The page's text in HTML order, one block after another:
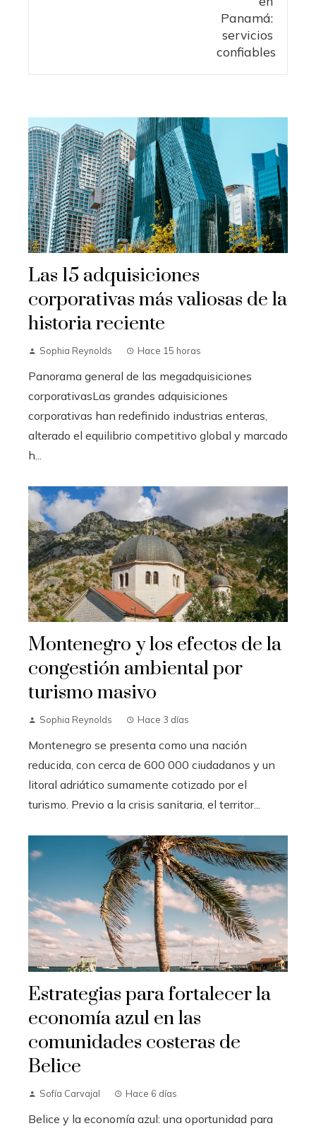
Las 15 adquisiciones
corporativas más valiosas de la
historia reciente
Sophia Reynolds Hace 15 horas
Panorama general de las megadquisiciones
corporativasLas grandes adquisiciones
corporativas han redefinido industrias enteras,
alterado el equilibrio competitivo global y marcado
h...
Montenegro y los efectos de la
congestión ambiental por
turismo masivo
Sophia Reynolds Hace 3 días
Montenegro se presenta como una nación
reducida, con cerca de 600 000 ciudadanos y un
litoral adriático sumamente cotizado por el
turismo. Previo a la crisis sanitaria, el territor...
Estrategias para fortalecer la
economía azul en las
comunidades costeras de
Belice
Sofía Carvajal Hace 6 días
Belice y la economía azul: una oportunidad para